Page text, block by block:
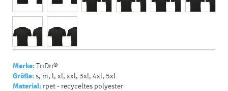
Marke:TriDri®
Größe:s, m, l, xl, xxl, 3xl, 4xl, 5xl
Material: rpet - recyceltes polyester